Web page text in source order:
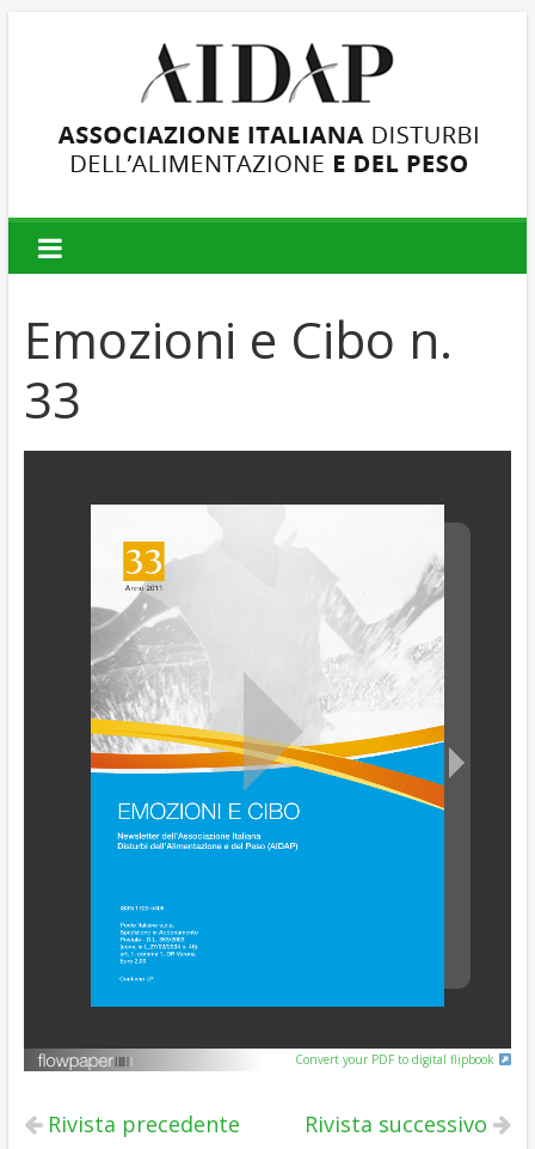
AIDAP
Associazione
Disturbi
dell'Alimentazione
e
del
Peso
Emozioni e Cibo n.
33
Convert your PDF to digital flipbook
Rivista precedente Rivista successivo